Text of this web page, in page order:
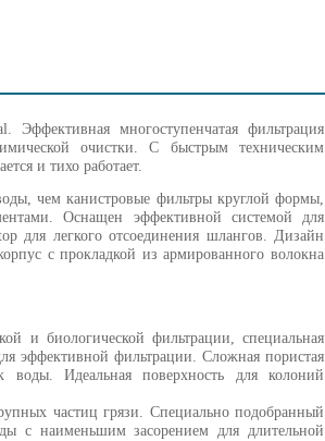
многоступенчатая фильтрация
очистки. С быстрым техническим
и тихо работает.
чем канистровые фильтры круглой формы,
Оснащен эффективной системой для
для легкого отсоединения шлангов. Дизайн
с прокладкой из армированного волокна
и биологической фильтрации, специальная
эффективной фильтрации. Сложная пористая
воды. Идеальная поверхность для колоний
частиц грязи. Специально подобранный
с наименьшим засорением для длительной